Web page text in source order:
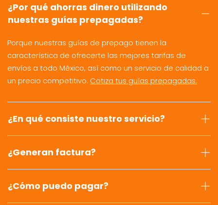
¿Por qué ahorras dinero utilizando
nuestras guías prepagadas?
Porque nuestras guías de prepago tienen la
característica de ofrecerte las mejores tarifas de
envíos a todo México, así como un servicio de calidad a
un precio competitivo. Cotiza tus guías prepagadas.
¿En qué consiste nuestro servicio?
¿Generan factura?
¿Cómo puedo pagar?